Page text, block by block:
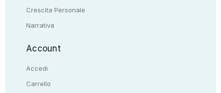
Crescita Personale
Narrativa
Account
Accedi
Carrello